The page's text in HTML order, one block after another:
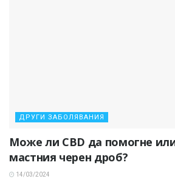
ДРУГИ ЗАБОЛЯВАНИЯ
Може ли CBD да помогне
мастния черен дроб?
14/03/2024